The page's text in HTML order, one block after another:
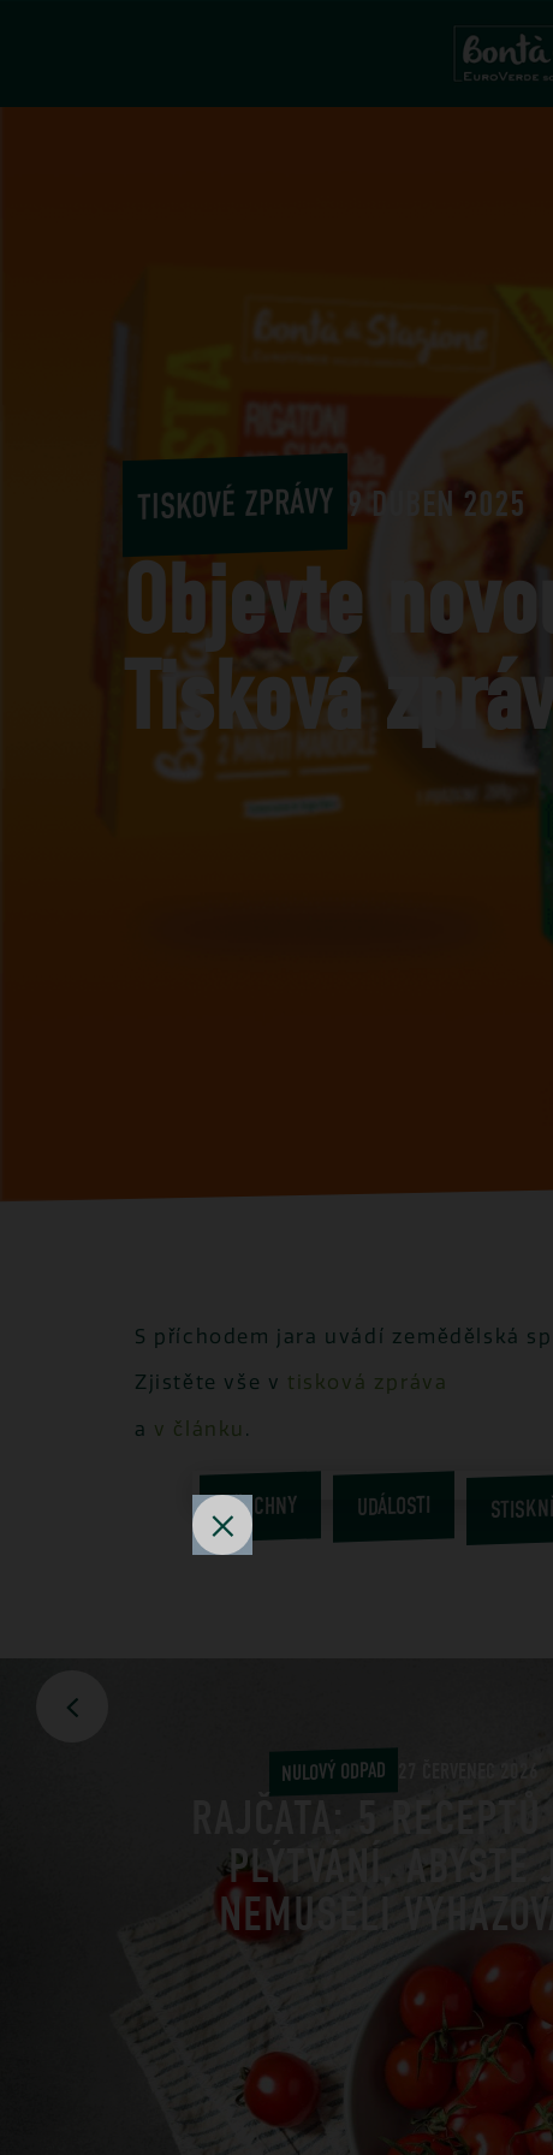
TISKOVÉ ZPRÁVY 9 DUBEN 2025
Objevte
Tisková
S příchodem jara uvádí zemědělská
Zjistěte vše v tisková zpráva
a v článku .
VŠECHNY UDÁLOSTI
NULOVÝ ODPAD
RAJČATA: 5 RECEPTŮ
PLÝTVÁNÍ, ABYSTE JE
NEMUSELI